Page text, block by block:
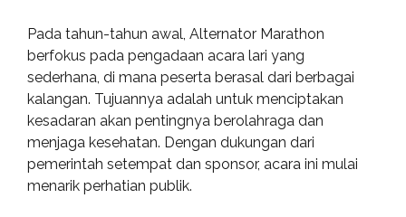
Pada tahun-tahun awal, Alternator Marathon
berfokus pada pengadaan acara lari yang
sederhana, di mana peserta berasal dari berbagai
kalangan. Tujuannya adalah untuk menciptakan
kesadaran akan pentingnya berolahraga dan
menjaga kesehatan. Dengan dukungan dari
pemerintah setempat dan sponsor, acara ini mulai
menarik perhatian publik.